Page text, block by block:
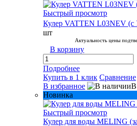
Быстрый просмотр
Кулер VATTEN L03NEV
шт
Актуальность цены
В корзину
Подробнее
Купить в 1 клик Сравнение
В избранное
В
Новинка
Быстрый просмотр
Кулер для воды MELING